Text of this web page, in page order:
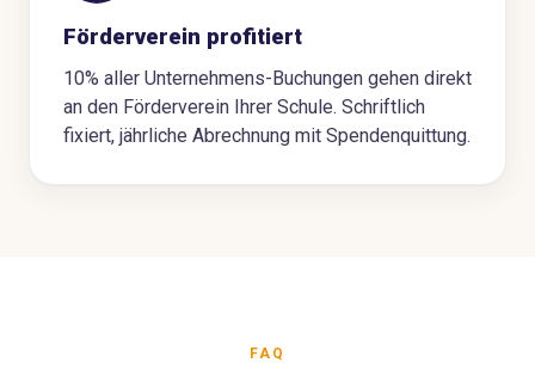
Förderverein profitiert
10% aller Unternehmens-Buchungen gehen direkt
an den Förderverein Ihrer Schule. Schriftlich
fixiert, jährliche Abrechnung mit Spendenquittung.
FAQ